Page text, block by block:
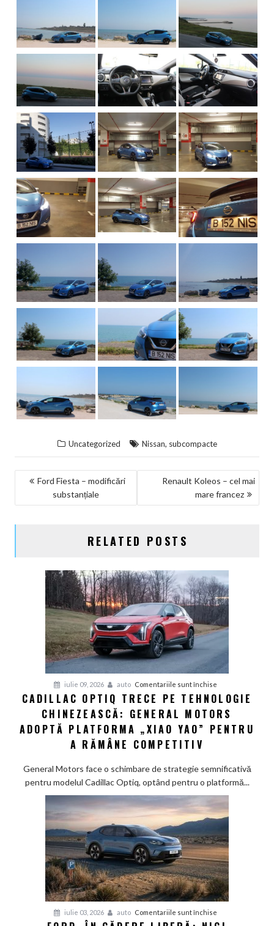
Uncategorized Nissan, subcompacte
NAVIGARE
Ford Fiesta – modificări
substanțiale
Renault Koleos – cel mai
mare francez
RELATED POSTS
iulie 09, 2026 auto Comentariile sunt închisepentru
Cadillac
Optiq
trece
chinezească:
General
platforma
Yao”
pentru
a
rămâne
competitiv
CADILLAC OPTIQ TRECE PE TEHNOLOGIE
CHINEZEASCĂ: GENERAL MOTORS
ADOPTĂ PLATFORMA „XIAO YAO” PENTRU
A RĂMÂNE COMPETITIV
General Motors face o schimbare de strategie semnificativă
pentru modelul Cadillac Optiq, optând pentru o platformă...
iulie 03, 2026 auto Comentariile sunt închisepentru